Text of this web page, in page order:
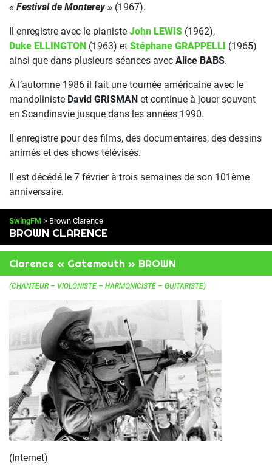
« Festival de Monterey » (1967).
Il enregistre avec le pianiste John LEWIS (1962),
Duke ELLINGTON (1963) et Stéphane GRAPPELLI (1965)
ainsi que dans plusieurs séances avec Alice BABS.
À l’automne 1986 il fait une tournée américaine avec le
mandoliniste David GRISMAN et continue à jouer souvent
en Scandinavie jusque dans les années 1990.
Il enregistre pour des films, des documentaires, des dessins
animés et des shows télévisés.
Il est décédé le 7 février à trois semaines de son 101ème
anniversaire.
SwingFM > Brown Clarence
BROWN CLARENCE
Clarence « Gatemouth » BROWN
(CHANTEUR – VIOLONISTE – HARMONICISTE – GUITARISTE)
(Internet)